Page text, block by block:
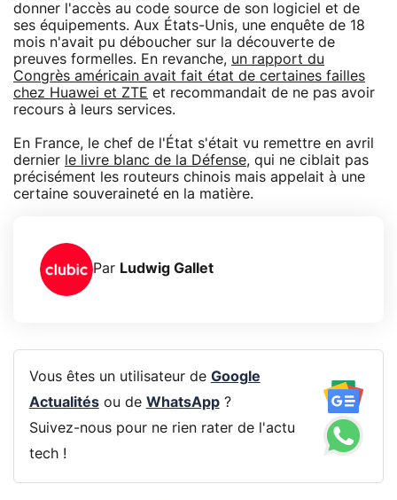
donner l'accès au code source de son logiciel et de
ses équipements. Aux États-Unis, une enquête de 18
mois n'avait pu déboucher sur la découverte de
preuves formelles. En revanche, un rapport du
Congrès américain avait fait état de certaines failles
chez Huawei et ZTE et recommandait de ne pas avoir
recours à leurs services.
En France, le chef de l'État s'était vu remettre en avril
dernier le livre blanc de la Défense, qui ne ciblait pas
précisément les routeurs chinois mais appelait à une
certaine souveraineté en la matière.
Par Ludwig Gallet
Vous êtes un utilisateur de Google
Actualitésou de WhatsApp?
Suivez-nous pour ne rien rater de l'actu
tech !